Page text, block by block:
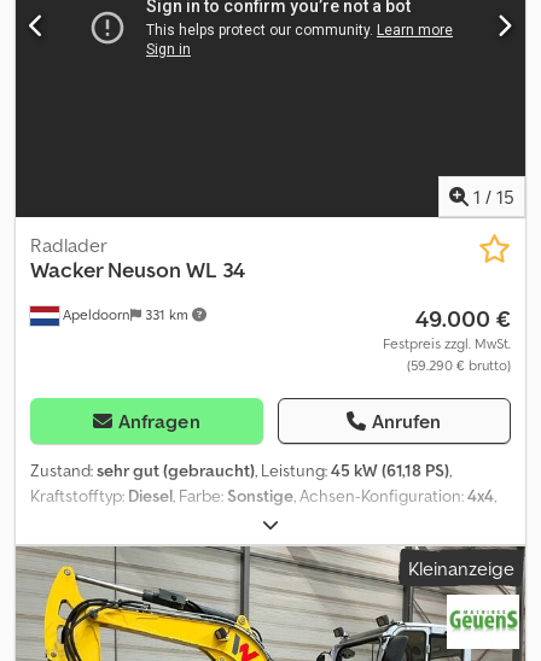
Gummiketten, Kamera = Weitere Informationen = Leergewicht:
14.598 kg Abmessungen (L x B x H): 772 x 249 x 279 cm
Motormarke: Perkins Maximale Reichweite: 873 cm
1 / 15
Apeldoorn 331 km
Radlader
Wacker Neuson WL 34
49.000 €
Festpreis zzgl. MwSt.
(59.290 € brutto)
Anfragen Anrufen
Zustand:sehr gut (gebraucht), Leistung:45 kW (61,18 PS),
Kraftstofftyp: Diesel, Farbe:Sonstige, Achsen-Konfiguration:4x4,
2024
Ausstattung:Allradantrieb, = Weitere Optionen und Zubehör = -
3. Hydr. Schaltkreis - 4. Hydr. Kreis - Arbeitslampe(n) - Gebläse -
Hydraulischer Schnellwechsler - Palettengabeln - Radio - Zwei
Geschwindigkeiten = Anmerkungen = Antriebsstrang Stufe (Tier):
Stage V / Tier IV final Allgemein Produktionsland: Germany
Kleinanzeige